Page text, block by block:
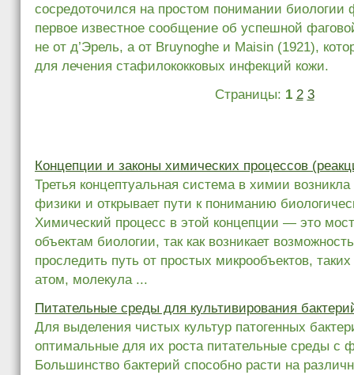
сосредоточился на простом понимании биологии
первое известное сообщение об успешной
не от д’Эрель, а от Bruynoghe и Маisin (1921),
для лечения стафилококковых инфекций кожи.
Страницы: 1 2 3
Концепции и законы химических процессов
Третья концептуальная система в химии
физики и открывает пути к пониманию
Химический процесс в этой концепции — это
объектам биологии, так как возникает
проследить путь от простых микрообъектов, таких
атом, молекула ...
Питательные среды для культивирования
Для выделения чистых культур патогенных
оптимальные для их роста питательные среды с
Большинство бактерий способно расти на